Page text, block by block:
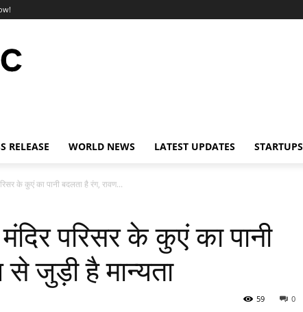
RELEASE WORLD NEWS LATEST UPDATES STARTUPS
के कुएं का पानी बदलता है रंग, रावण...
परिसर के कुएं का पानी
जुड़ी है मान्यता
0
59